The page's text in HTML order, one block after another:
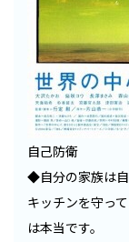
自己防衛
◆自分の家族は自
キッチンを守っ
は本当です。